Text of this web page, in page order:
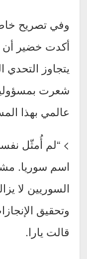
وفي تصريح خاص
أكدت خضير أن
يتجاوز التحدي
شعرت
عالمي بهذا
> “لم أُمثّل
اسم سوريا.
السوريين لا
وتحقيق
قالت يارا.